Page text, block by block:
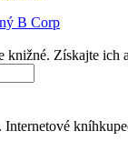
B Corp
knižné. Získajte ich